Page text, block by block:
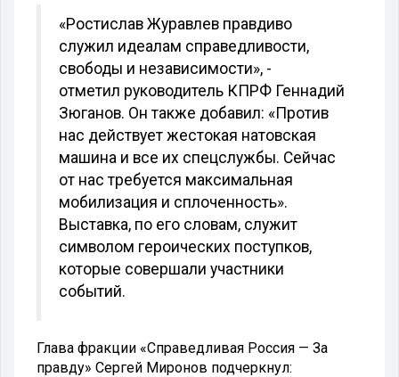
«Ростислав Журавлев правдиво
служил идеалам справедливости,
свободы и независимости», -
отметил руководитель КПРФ Геннадий
Зюганов. Он также добавил: «Против
нас действует жестокая натовская
машина и все их спецслужбы. Сейчас
от нас требуется максимальная
мобилизация и сплоченность».
Выставка, по его словам, служит
символом гeрoических поступков,
которые совершали участники
событий.
Глава фракции «Справедливая Россия — За
правду» Сергей Миронов подчеркнул: